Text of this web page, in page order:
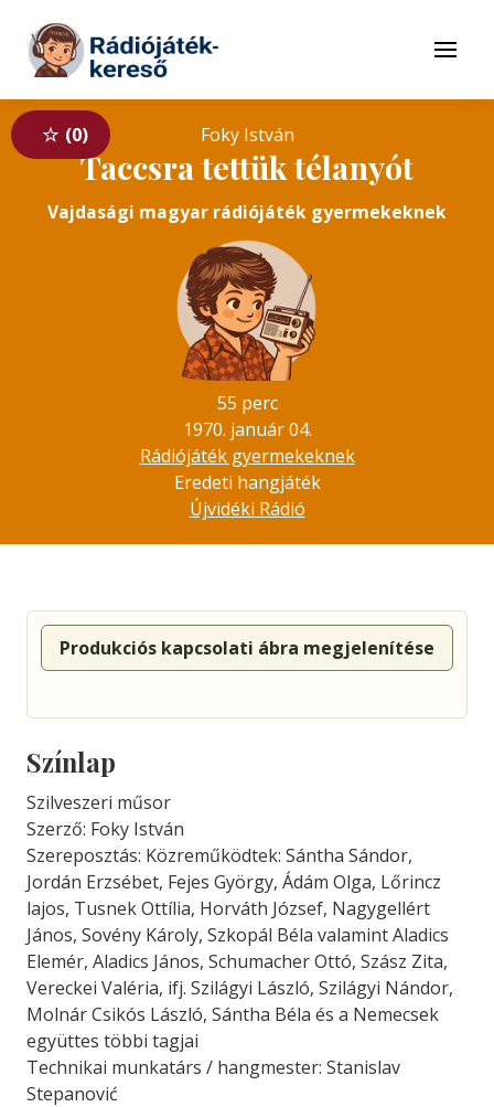
Tovább a tartalomhoz
Menü
0 Foky István
Taccsra tettük télanyót
Vajdasági magyar rádiójáték gyermekeknek
55 perc
1970. január 04.
Rádiójáték gyermekeknek
Eredeti hangjáték
Újvidéki Rádió
Produkciós kapcsolati ábra megjelenítése
Színlap
Szilveszeri műsor
Szerző: Foky István
Szereposztás: Közreműködtek: Sántha Sándor,
Jordán Erzsébet, Fejes György, Ádám Olga, Lőrincz
lajos, Tusnek Ottília, Horváth József, Nagygellért
János, Sovény Károly, Szkopál Béla valamint Aladics
Elemér, Aladics János, Schumacher Ottó, Szász Zita,
Vereckei Valéria, ifj. Szilágyi László, Szilágyi Nándor,
Molnár Csikós László, Sántha Béla és a Nemecsek
együttes többi tagjai
Technikai munkatárs / hangmester: Stanislav
Stepanović